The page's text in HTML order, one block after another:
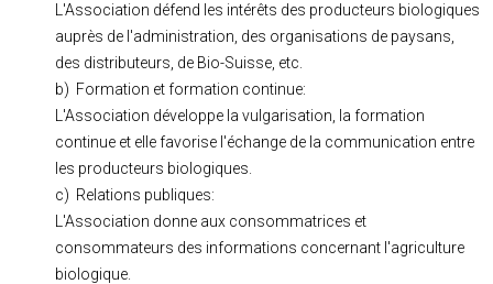
L'Association défend les intérêts des producteurs biologiques
auprès de l'administration, des organisations de paysans,
des distributeurs, de Bio-Suisse, etc.
b) Formation et formation continue:
L'Association développe la vulgarisation, la formation
continue et elle favorise l'échange de la communication entre
les producteurs biologiques.
c) Relations publiques:
L'Association donne aux consommatrices et
consommateurs des informations concernant l'agriculture
biologique.